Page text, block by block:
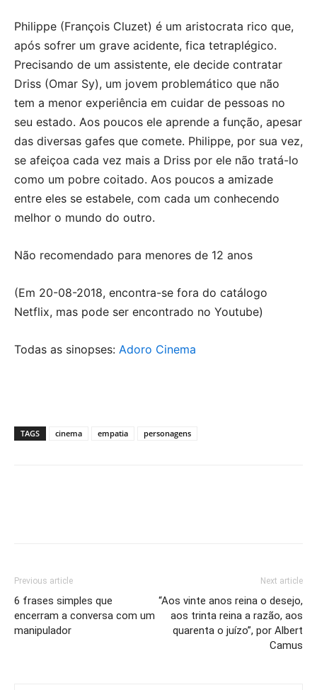
Philippe (François Cluzet) é um aristocrata rico que,
após sofrer um grave acidente, fica tetraplégico.
Precisando de um assistente, ele decide contratar
Driss (Omar Sy), um jovem problemático que não
tem a menor experiência em cuidar de pessoas no
seu estado. Aos poucos ele aprende a função, apesar
das diversas gafes que comete. Philippe, por sua vez,
se afeiçoa cada vez mais a Driss por ele não tratá-lo
como um pobre coitado. Aos poucos a amizade
entre eles se estabele, com cada um conhecendo
melhor o mundo do outro.
Não recomendado para menores de 12 anos
(Em 20-08-2018, encontra-se fora do catálogo
Netflix, mas pode ser encontrado no Youtube)
Todas as sinopses: Adoro Cinema
TAGS cinema empatia personagens
Previous article
6 frases simples que
encerram a conversa com um
manipulador
Next article
“Aos vinte anos reina o desejo,
aos trinta reina a razão, aos
quarenta o juízo”, por Albert
Camus